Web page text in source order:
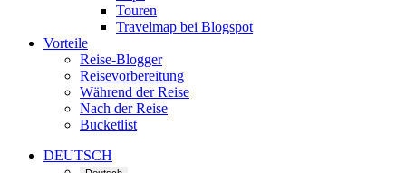
Touren
Travelmap bei Blogspot
Vorteile
Reise-Blogger
Reisevorbereitung
Während der Reise
Nach der Reise
Bucketlist
DEUTSCH